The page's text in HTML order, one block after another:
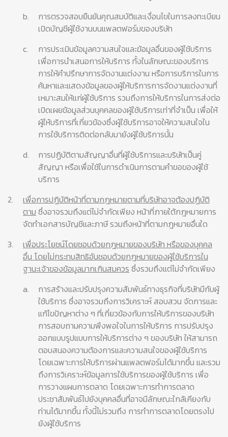
b.
การตรวจสอบยืนยันคุณสมบัติและเงื่อนไขในการลงทะเบียน
เปิดบัญชีผู้ใช้งานบนแพลตฟอร์มของบริษัท
c.
การประเมินข้อมูลความสนใจและข้อมูลอื่นของผู้ใช้บริการ
เพื่อการนำเสนอการให้บริการ ทั้งในลักษณะของบริการ
การให้คำปรึกษาการจัดงานแต่งงาน หรือการบริการในการ
ค้นหาและแสดงข้อมูลของผู้ให้บริการการจัดงานแต่งงานที่
เหมาะสมให้แก่ผู้ใช้บริการ รวมถึงการให้บริการในการส่งต่อ
เปิดเผยข้อมูลส่วนบุคคลของผู้ใช้บริการเท่าที่จำเป็น เพื่อให้
ผู้ให้บริการที่เกี่ยวข้องซึ่งผู้ใช้บริการอาจให้ความสนใจใน
การใช้บริการติดต่อกลับมายังผู้ใช้บริการนั้น
d.
การปฏิบัติตามสัญญาอื่นที่ผู้ใช้บริการและบริษัทเป็นคู่
สัญญา หรือเพื่อใช้ในการดำเนินการตามคำขอของผู้ใช้
บริการ
2.
เพื่อการปฏิบัติหน้าที่ตามกฎหมายตามที่บริษัทอาจต้องปฏิบัติ
ตาม ซึ่งอาจรวมถึงแต่ไม่จำกัดเพียง หน้าที่ภายใต้กฎหมายการ
จัดทำเอกสารบัญชีและภาษี รวมถึงหน้าที่ตามกฎหมายอื่นใด
3.
เพื่อประโยชน์โดยชอบด้วยกฎหมายของบริษัท หรือของบุคคล
อื่น โดยไม่กระทบสิทธิอันชอบด้วยกฎหมายของผู้ใช้บริการใน
ฐานะเจ้าของข้อมูลมากเกินสมควร ซึ่งรวมถึงแต่ไม่จำกัดเพียง
a.
การสร้างและปรับปรุงความสัมพันธ์ทางธุรกิจที่บริษัทมีกับผู้
ใช้บริการ ซึ่งอาจรวมถึงการวิเคราะห์ สอบสวน จัดการและ
แก้ไขปัญหาต่าง ๆ ที่เกี่ยวข้องกับการให้บริการของบริษัท
การสอบถามความพึงพอใจในการให้บริการ การปรับปรุง
ออกแบบรูปแบบการให้บริการต่าง ๆ ของบริษัท ให้สามารถ
ตอบสนองความต้องการและความสนใจของผู้ใช้บริการ
โดยเฉพาะการให้บริการผ่านแพลตฟอร์มได้มากขึ้น และรวม
ถึงการวิเคราะห์ข้อมูลการใช้บริการของผู้ใช้บริการ เพื่อ
การวางแผนการตลาด โดยเฉพาะการทำการตลาด
ประชาสัมพันธ์ไปยังบุคคลอื่นที่อาจมีลักษณะใกล้เคียงกับ
ท่านได้มากขึ้น ทั้งนี้ไม่รวมถึง การทำการตลาดโดยตรงไป
ยังผู้ใช้บริการ